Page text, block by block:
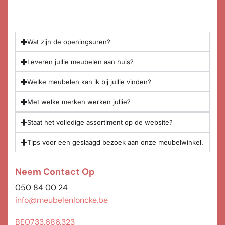
Wat zijn de openingsuren?
Leveren jullie meubelen aan huis?
Welke meubelen kan ik bij jullie vinden?
Met welke merken werken jullie?
Staat het volledige assortiment op de website?
Tips voor een geslaagd bezoek aan onze meubelwinkel.
Neem Contact Op
050 84 00 24
info@meubelenloncke.be
BE0733.686.323